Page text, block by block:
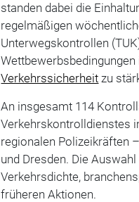
standen dabei die
regelmäßigen
Unterwegskontrollen
Verkehrssicherheit zu
An insgesamt 114
Verkehrskontrolldienstes
regionalen Polizeikräften
und Dresden. Die
Verkehrsdichte,
früheren Aktionen.